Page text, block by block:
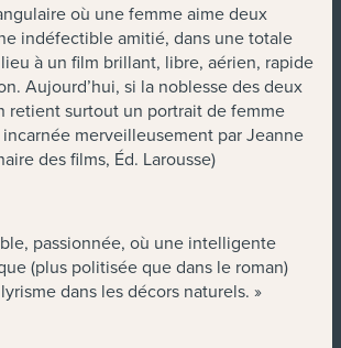
où une femme aime deux
indéfectible amitié, dans une totale
à un film brillant, libre, aérien, rapide
Aujourd’hui, si la noblesse des deux
retient surtout un portrait de femme
merveilleusement par Jeanne
des films, Éd. Larousse)
passionnée, où une intelligente
(plus politisée que dans le roman)
dans les décors naturels. »